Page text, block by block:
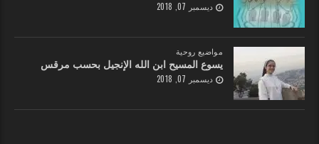
ديسمبر 07, 2018
مواضيع روحية
يسوع المسيح ابن الله الإنجيل بحسب مرقس
ديسمبر 07, 2018